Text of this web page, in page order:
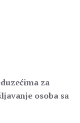
za
osoba sa